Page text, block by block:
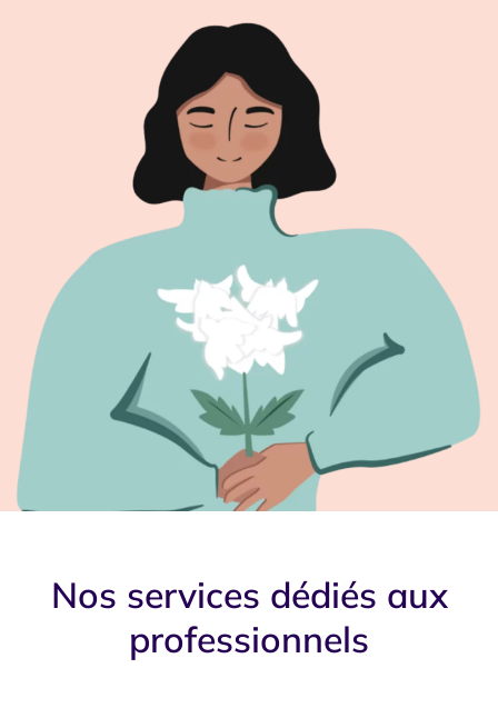
Nos services dédiés aux
professionnels